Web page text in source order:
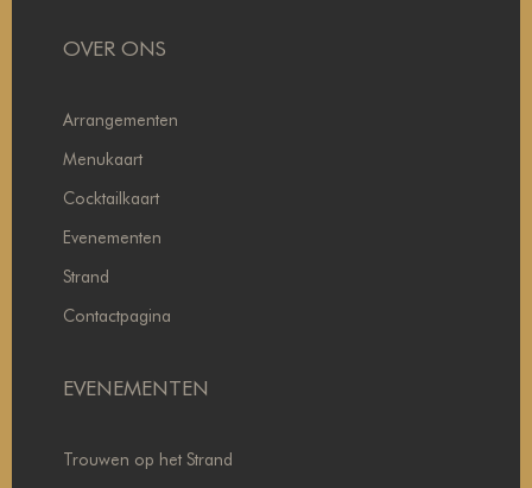
OVER ONS
Arrangementen
Menukaart
Cocktailkaart
Evenementen
Strand
Contactpagina
EVENEMENTEN
Trouwen op het Strand